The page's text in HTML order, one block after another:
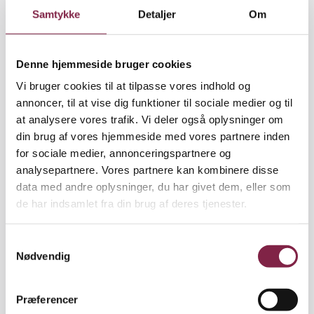
Samtykke Detaljer Om
Denne hjemmeside bruger cookies
Vi bruger cookies til at tilpasse vores indhold og
annoncer, til at vise dig funktioner til sociale medier og til
at analysere vores trafik. Vi deler også oplysninger om
din brug af vores hjemmeside med vores partnere inden
for sociale medier, annonceringspartnere og
analysepartnere. Vores partnere kan kombinere disse
data med andre oplysninger, du har givet dem, eller som
de har indsamlet fra din brug af deres tjenester.
Nødvendig
Præferencer
For eksempel ville en vietnamesisk pige enormt
gerne danse i forestillingen. Det var helt okay, men
dage senere kom hun og viste os en håndstand,
dannede en stump vinkel. Bagefter dansede alle
pigerne i stumpe vinkler, og nu er ingen af børnene
længere i tvivl om, hvad en stump vinkel er,"
fortæller Klaus Rubin.
I hele processen har det været vigtigt, at børnene
kom til at føle ejerskab til forestillingen. Selve
skelettet af matematiske prøver har Peter Müller
udviklet med udgangspunkt i temaerne Grønland,
middelalderen og pirater, som er pensum for 5.
klassetrin. Men roller og replikker har børnene selv
"Vi vidste, at vi ville have en piratkaptajn, der kunne